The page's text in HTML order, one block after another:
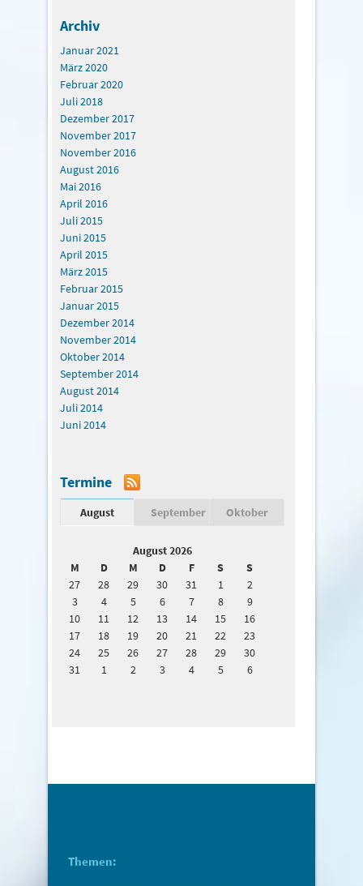
Archiv
Januar 2021
März 2020
Februar 2020
Juli 2018
Dezember 2017
November 2017
November 2016
August 2016
Mai 2016
April 2016
Juli 2015
Juni 2015
April 2015
März 2015
Februar 2015
Januar 2015
Dezember 2014
November 2014
Oktober 2014
September 2014
August 2014
Juli 2014
Juni 2014
Termine
August September Oktober
August 2026
M
D M D F S
S
27
28 29 30 31 1
2
3
4 5 6 7 8
9
10
11 12 13 14 15
16
17
18 19 20 21 22
23
24
25 26 27 28 29
30
31
1 2 3 4 5 6
Themen: